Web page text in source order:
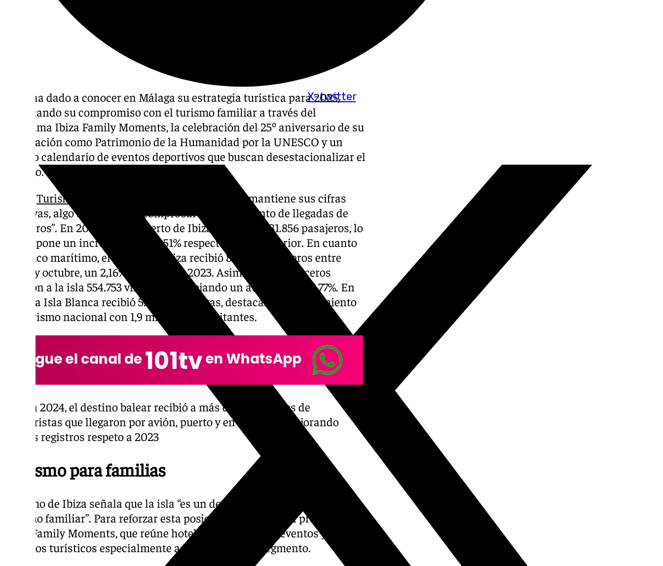
X-twitter
Ibiza ha dado a conocer en Málaga su estrategia turística para 2025,
destacando su compromiso con el turismo familiar a través del
programa Ibiza Family Moments, la celebración del 25º aniversario de su
declaración como Patrimonio de la Humanidad por la UNESCO y un
amplio calendario de eventos deportivos que buscan desestacionalizar el
destino.
Turismo de Ibiza,
“la isla del Mediterráneo mantiene sus cifras
positivas, algo que se puede comprobar con el aumento de llegadas de
pasajeros”. En 2024, el aeropuerto de Ibiza registró 4.531.856 pasajeros, lo
que supone un incremento del 1,51% respecto al año anterior. En cuanto
al tráfico marítimo, el puerto de Ibiza recibió 849.162 pasajeros entre
enero y octubre, un 2,16% más que en 2023. Asimismo, los cruceros
trajeron a la isla 554.753 visitantes, reflejando un aumento del 2,77%. En
total, la Isla Blanca recibió 5.935.771 turistas, destacando el crecimiento
del turismo nacional con 1,9 millones de visitantes.
En 2024, el destino balear recibió a más de 5,5 millones de
turistas que llegaron por avión, puerto y en cruceros, mejorando
los registros respeto a 2023
Turismo para familias
Turismo de Ibiza señala que la isla “es un destino de referencia para el
turismo familiar”. Para reforzar esta posición, cuenta con el programa
Ibiza Family Moments, que reúne hoteles, restaurantes, eventos y
recursos turísticos especialmente adaptados a este segmento.